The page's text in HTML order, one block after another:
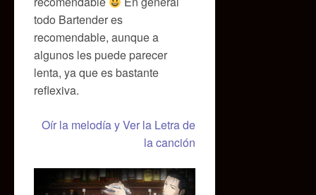
todo Bartender es
recomendable, aunque a
algunos les puede parecer
lenta, ya que es bastante
reflexiva.
Oír la melodía y Ver la Letra de
la canción